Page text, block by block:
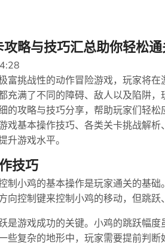
略与技巧汇总助你轻松
富挑战性的动作冒险游戏，玩家将
充满了不同的障碍、敌人以及陷阱
的攻略与技巧分享，帮助玩家们轻
戏基本操作技巧、各类关卡挑战解
升游戏水平。
技巧
制小鸡的基本操作是玩家通关的基
向控制键来控制小鸡的移动，但跳跃
是游戏成功的关键。小鸡的跳跃幅
些复杂的地形中，玩家需要提前判断